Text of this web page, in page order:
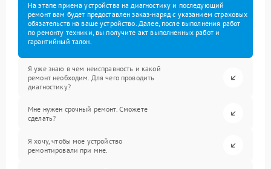
На этапе приема устройства на диагностику и последующий
ремонт вам будет предоставлен заказ-наряд с указанием страховых
обязательств на ваше устройство. Далее, после выполнения работ
по ремонту техники, вы получите акт выполненных работ и
гарантийный талон.
Я уже знаю в чем неисправность и какой
ремонт необходим. Для чего проводить
диагностику?
Мне нужен срочный ремонт. Сможете
сделать?
Я хочу, чтобы мое устройство
ремонтировали при мне.